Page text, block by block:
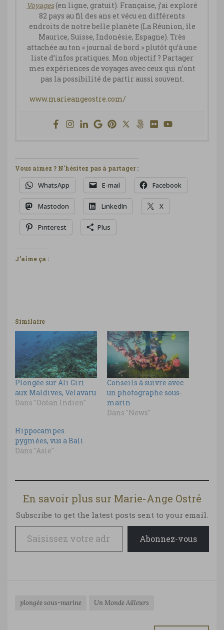
Voyages(en ligne, gratuit). Française, j’ai exploré
82 pays au fil des ans et vécu en différents
endroits de notre belle planète (La Réunion, île
Maurice, Suisse, Indonésie, Espagne). Très
attachée au ton « journal de bord » plutôt qu’à une
liste d’infos pratiques. Mon objectif ? Partager
mes expériences de voyages avec ceux qui n’ont
pas la possibilité de partir aussi souvent.
www.marieangeostre.com/
Vous aimez ? N'hésitez pas à partager :
WhatsApp E-mail Facebook
Mastodon LinkedIn X
Pinterest Plus
J’aime ça :
Similaire
Plongée sur Ali Giri
aux Maldives, Velavaru
Dans "Océan Indien"
Conseils à suivre avec
un photographe sous-
marin
Dans "News"
Hippocampes
pygmées, vus a Bali
Dans "Asie"
En savoir plus sur Marie-Ange Ostré
Subscribe to get the latest posts sent to your email.
Saisissez votre adresse e-mail…
Abonnez-vous
plongée sous-marine Un Monde Ailleurs